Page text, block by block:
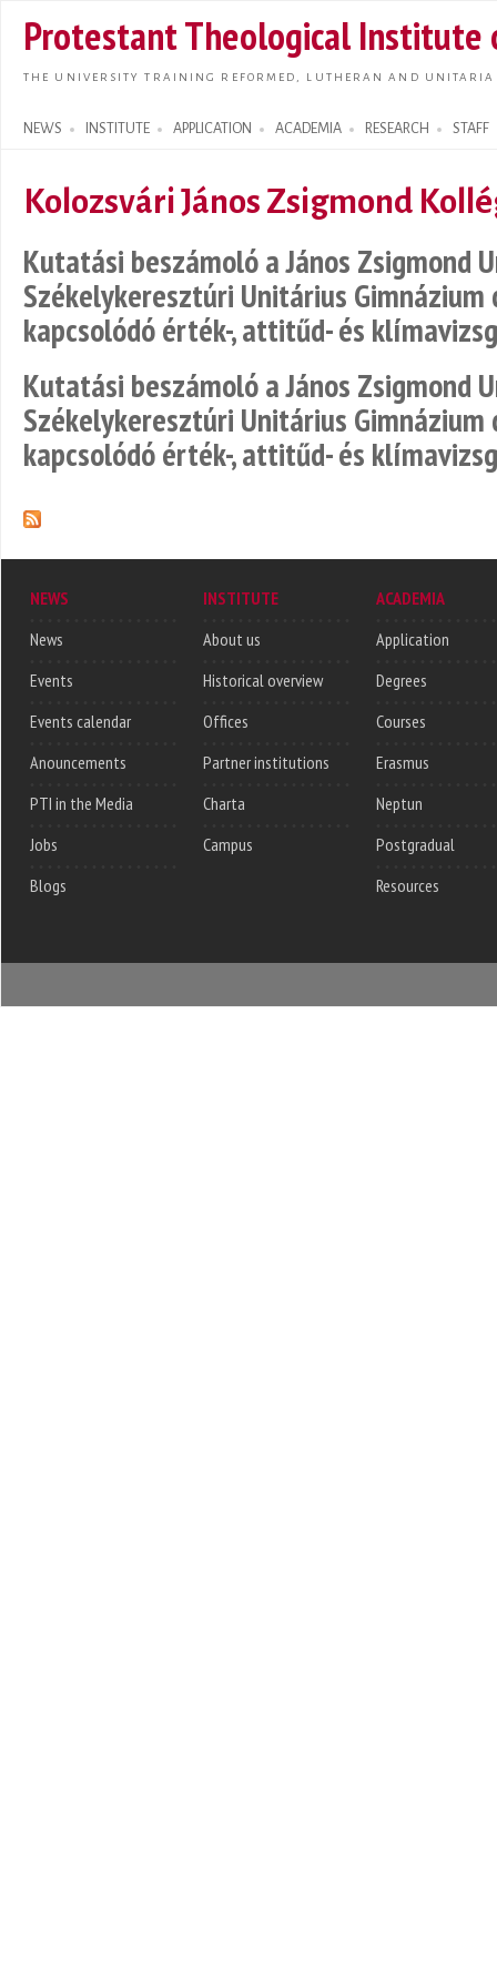
main
Protestant Theological Institute
THE UNIVERSITY TRAINING REFORMED, LUTHERAN AND
NEWS INSTITUTE APPLICATION ACADEMIA RESEARCH STAFF
Search form
Kolozsvári János Zsigmond
Kutatási beszámoló a János Zsigmond
Székelykeresztúri Unitárius
kapcsolódó érték-, attitűd- és
Kutatási beszámoló a János Zsigmond
Székelykeresztúri Unitárius
kapcsolódó érték-, attitűd- és
NEWS
News
Events
Events calendar
Anouncements
PTI in the Media
Jobs
Blogs
INSTITUTE
About us
Historical overview
Offices
Partner institutions
Charta
Campus
ACADEMIA
Application
Degrees
Courses
Erasmus
Neptun
Postgradual
Resources